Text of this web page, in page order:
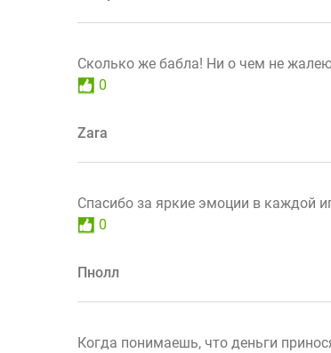
Сколько же бабла! Ни о чем не
0
Zara
Спасибо за яркие эмоции в каждой
0
Пнолл
Когда понимаешь, что деньги